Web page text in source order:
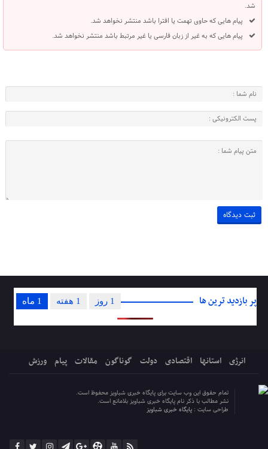
شد.
پیام هایی که حاوی تهمت یا افترا باشد منتشر نخواهد شد.
پیام هایی که به غیر از زبان فارسی یا غیر مرتبط باشد منتشر نخواهد شد.
پر بازدید ترین ها 1 ماه 1 هفته 1 روز
انرژی استانها اقتصادی دولت گوناگون مقالات پیام ورزش
تمام حقوق این وب سایت برای پایگاه خبری شباویز محفوظ است.
نشر مطالب با ذکر نام پایگاه خبری شباویز بلامانع است.
طراحی سایت : پایگاه خبری شباویز